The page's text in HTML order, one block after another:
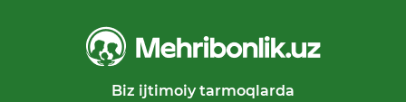
Biz ijtimoiy tarmoqlarda